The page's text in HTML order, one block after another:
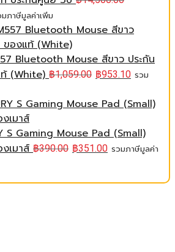
ภาษีมูลค่าเพิ่ม
Bluetooth Mouse สีขาว ประกัน
(White) ฿1,059.00 ฿953.10 รวม
S Gaming Mouse Pad (Small)
เมาส์ ฿390.00 ฿351.00 รวมภาษีมูลค่า